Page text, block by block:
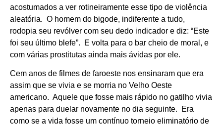
acostumados a ver rotineiramente esse tipo de violência
aleatória. O homem do bigode, indiferente a tudo,
rodopia seu revólver com seu dedo indicador e diz: “Este
foi seu último blefe”. E volta para o bar cheio de moral, e
com várias prostitutas ainda mais ávidas por ele.
Cem anos de filmes de faroeste nos ensinaram que era
assim que se vivia e se morria no Velho Oeste
americano. Aquele que fosse mais rápido no gatilho vivia
apenas para duelar novamente no dia seguinte. Era
como se a vida fosse um contínuo torneio eliminatório de